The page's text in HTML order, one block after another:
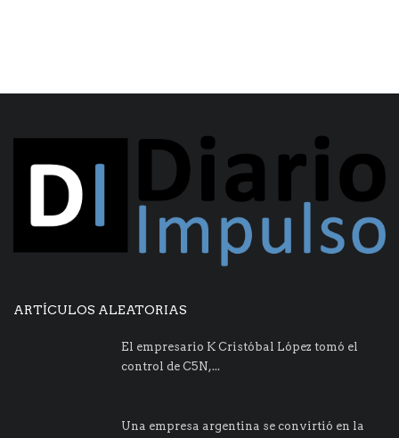
ARTÍCULOS ALEATORIAS
El empresario K Cristóbal López tomó el
control de C5N,...
Una empresa argentina se convirtió en la